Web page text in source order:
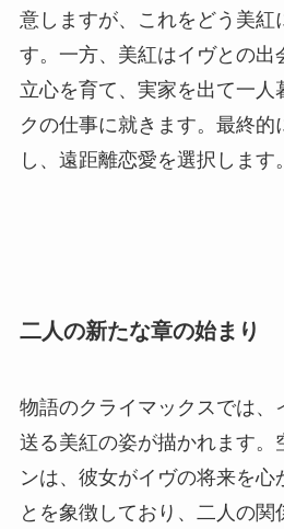
意しますが、これをどう美紅
す。一方、美紅はイヴとの出
立心を育て、実家を出て一人
クの仕事に就きます。最終的
し、遠距離恋愛を選択します。
二人の新たな章の始まり
物語のクライマックスでは、
送る美紅の姿が描かれます。
ンは、彼女がイヴの将来を心
とを象徴しており、二人の関